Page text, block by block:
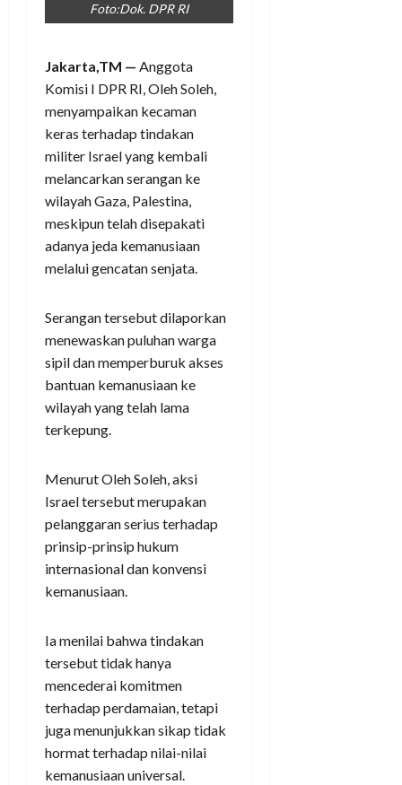
Foto:Dok. DPR RI
Jakarta,TM — Anggota
Komisi I DPR RI, Oleh Soleh,
menyampaikan kecaman
keras terhadap tindakan
militer Israel yang kembali
melancarkan serangan ke
wilayah Gaza, Palestina,
meskipun telah disepakati
adanya jeda kemanusiaan
melalui gencatan senjata.
Serangan tersebut dilaporkan
menewaskan puluhan warga
sipil dan memperburuk akses
bantuan kemanusiaan ke
wilayah yang telah lama
terkepung.
Menurut Oleh Soleh, aksi
Israel tersebut merupakan
pelanggaran serius terhadap
prinsip-prinsip hukum
internasional dan konvensi
kemanusiaan.
Ia menilai bahwa tindakan
tersebut tidak hanya
mencederai komitmen
terhadap perdamaian, tetapi
juga menunjukkan sikap tidak
hormat terhadap nilai-nilai
kemanusiaan universal.